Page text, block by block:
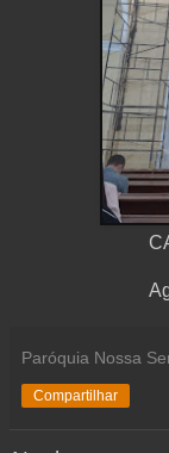
Paróquia Nossa
Compartilhar